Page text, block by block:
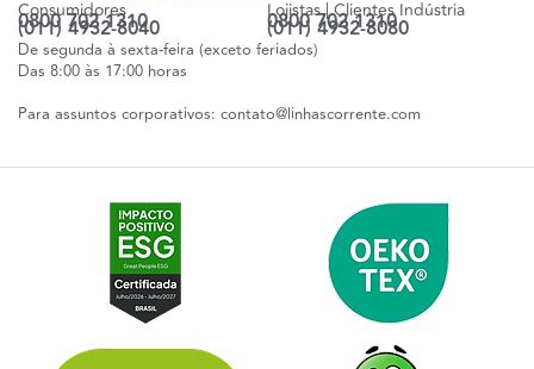
Consumidores
0800 702 1310
(011) 4932-8040
Lojistas | Clientes Indústria
0800 702 1310
(011) 4932-8080
De segunda à sexta-feira (exceto feriados)
Das 8:00 às 17:00 horas
Para assuntos corporativos: contato@linhascorrente.com